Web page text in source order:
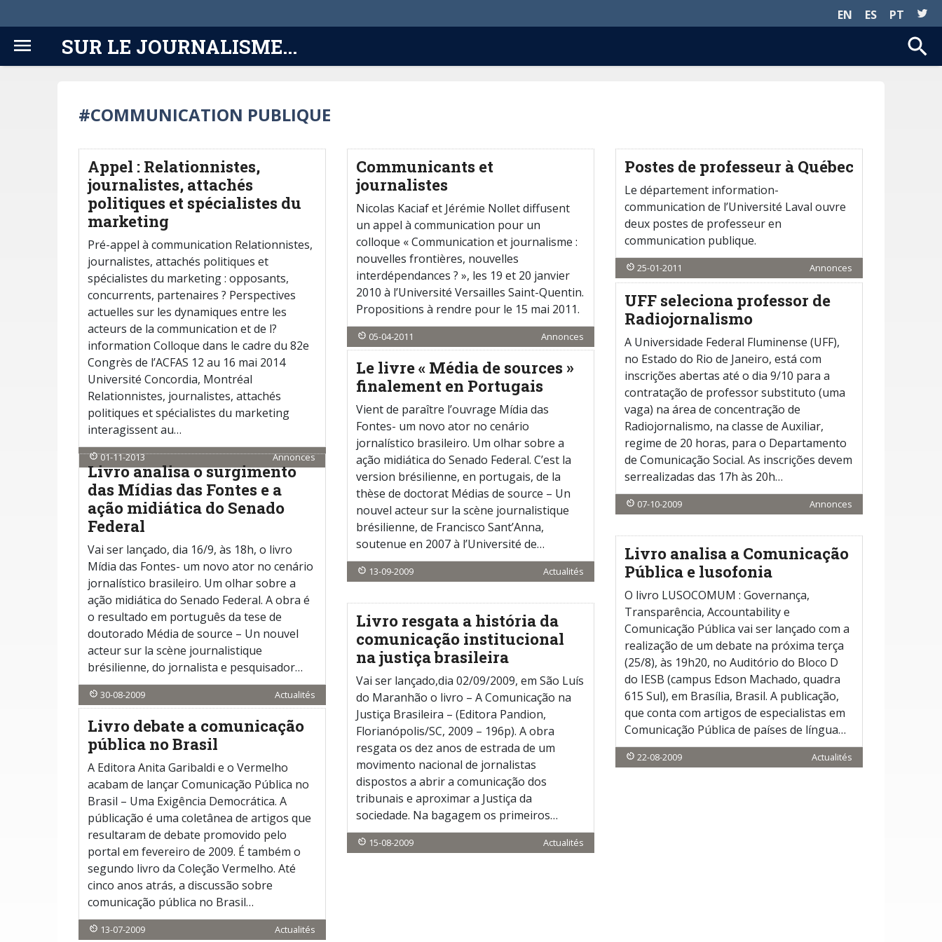
EN ES PT
SUR LE JOURNALISME...
#COMMUNICATION PUBLIQUE
Appel : Relationnistes,
journalistes, attachés
politiques et spécialistes du
marketing
Pré-appel à communication Relationnistes,
journalistes, attachés politiques et
spécialistes du marketing : opposants,
concurrents, partenaires ? Perspectives
actuelles sur les dynamiques entre les
acteurs de la communication et de l?
information Colloque dans le cadre du 82e
Congrès de l’ACFAS 12 au 16 mai 2014
Université Concordia, Montréal
Relationnistes, journalistes, attachés
politiques et spécialistes du marketing
interagissent au…
01-11-2013 Annonces
Communicants et
journalistes
Nicolas Kaciaf et Jérémie Nollet diffusent
un appel à communication pour un
colloque « Communication et journalisme :
nouvelles frontières, nouvelles
interdépendances ? », les 19 et 20 janvier
2010 à l’Université Versailles Saint-Quentin.
Propositions à rendre pour le 15 mai 2011.
05-04-2011 Annonces
Postes de professeur à Québec
Le département information-
communication de l’Université Laval ouvre
deux postes de professeur en
communication publique.
25-01-2011 Annonces
UFF seleciona professor de
Radiojornalismo
A Universidade Federal Fluminense (UFF),
no Estado do Rio de Janeiro, está com
inscrições abertas até o dia 9/10 para a
contratação de professor substituto (uma
vaga) na área de concentração de
Radiojornalismo, na classe de Auxiliar,
regime de 20 horas, para o Departamento
de Comunicação Social. As inscrições devem
serrealizadas das 17h às 20h…
07-10-2009 Annonces
Le livre « Média de sources »
finalement en Portugais
Vient de paraître l’ouvrage Mídia das
Fontes- um novo ator no cenário
jornalístico brasileiro. Um olhar sobre a
ação midiática do Senado Federal. C’est la
version brésilienne, en portugais, de la
thèse de doctorat Médias de source – Un
nouvel acteur sur la scène journalistique
brésilienne, de Francisco Sant’Anna,
soutenue en 2007 à l’Université de…
13-09-2009 Actualités
Livro analisa o surgimento
das Mídias das Fontes e a
ação midiática do Senado
Federal
Vai ser lançado, dia 16/9, às 18h, o livro
Mídia das Fontes- um novo ator no cenário
jornalístico brasileiro. Um olhar sobre a
ação midiática do Senado Federal. A obra é
o resultado em português da tese de
doutorado Média de source – Un nouvel
acteur sur la scène journalistique
brésilienne, do jornalista e pesquisador…
30-08-2009 Actualités
Livro analisa a Comunicação
Pública e lusofonia
O livro LUSOCOMUM : Governança,
Transparência, Accountability e
Comunicação Pública vai ser lançado com a
realização de um debate na próxima terça
(25/8), às 19h20, no Auditório do Bloco D
do IESB (campus Edson Machado, quadra
615 Sul), em Brasília, Brasil. A publicação,
que conta com artigos de especialistas em
Comunicação Pública de países de língua…
22-08-2009 Actualités
Livro resgata a história da
comunicação institucional
na justiça brasileira
Vai ser lançado,dia 02/09/2009, em São Luís
do Maranhão o livro – A Comunicação na
Justiça Brasileira – (Editora Pandion,
Florianópolis/SC, 2009 – 196p). A obra
resgata os dez anos de estrada de um
movimento nacional de jornalistas
dispostos a abrir a comunicação dos
tribunais e aproximar a Justiça da
sociedade. Na bagagem os primeiros…
15-08-2009 Actualités
Livro debate a comunicação
pública no Brasil
A Editora Anita Garibaldi e o Vermelho
acabam de lançar Comunicação Pública no
Brasil – Uma Exigência Democrática. A
públicação é uma coletânea de artigos que
resultaram de debate promovido pelo
portal em fevereiro de 2009. É também o
segundo livro da Coleção Vermelho. Até
cinco anos atrás, a discussão sobre
comunicação pública no Brasil…
13-07-2009 Actualités